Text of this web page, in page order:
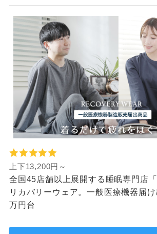
上下13,200円～
全国45店舗以上展開する睡眠専門店
リカバリーウェア。一般医療機器届
万円台